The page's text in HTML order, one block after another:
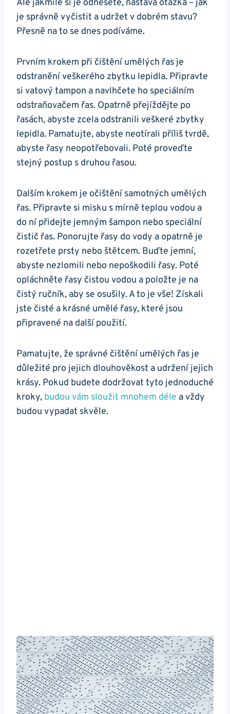
Ale jakmile si je odnesete, nastává otázka – jak
je správně vyčistit a udržet v dobrém stavu?
Přesně na to se dnes podíváme.
Prvním krokem při čištění umělých řas je
odstranění veškerého zbytku lepidla. Připravte
si vatový tampon a navlhčete ho speciálním
odstraňovačem řas. Opatrně přejíždějte po
řasách, abyste zcela odstranili veškeré zbytky
lepidla. Pamatujte, abyste neotírali příliš tvrdě,
abyste řasy neopotřebovali. Poté proveďte
stejný postup s druhou řasou.
Dalším krokem je očištění samotných umělých
řas. Připravte si misku s mírně teplou vodou a
do ní přidejte jemným šampon nebo speciální
čistič řas. Ponorujte řasy do vody a opatrně je
rozetřete prsty nebo štětcem. Buďte jemní,
abyste nezlomili nebo nepoškodili řasy. Poté
opláchněte řasy čistou vodou a položte je na
čistý ručník, aby se osušily. A to je vše! Získali
jste čisté a krásné umělé řasy, které jsou
připravené na další použití.
Pamatujte, že správné čištění umělých řas je
důležité pro jejich dlouhověkost a udržení jejich
krásy. Pokud budete dodržovat tyto jednoduché
kroky, budou vám sloužit mnohem déle a vždy
budou vypadat skvěle.